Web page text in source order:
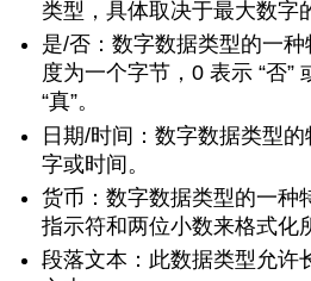
类型，具体取决于最大数字
是/否：数字数据类型的一
度为一个字节，0 表示 “否”
“真”。
日期/时间：数字数据类型
字或时间。
货币：数字数据类型的一种
指示符和两位小数来格式化
段落文本：此数据类型允许